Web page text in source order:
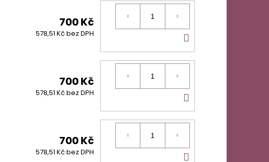
700 Kč
578,51 Kč bez DPH
KOŠÍKU
700 Kč
578,51 Kč bez DPH
KOŠÍKU
700 Kč
578,51 Kč bez DPH